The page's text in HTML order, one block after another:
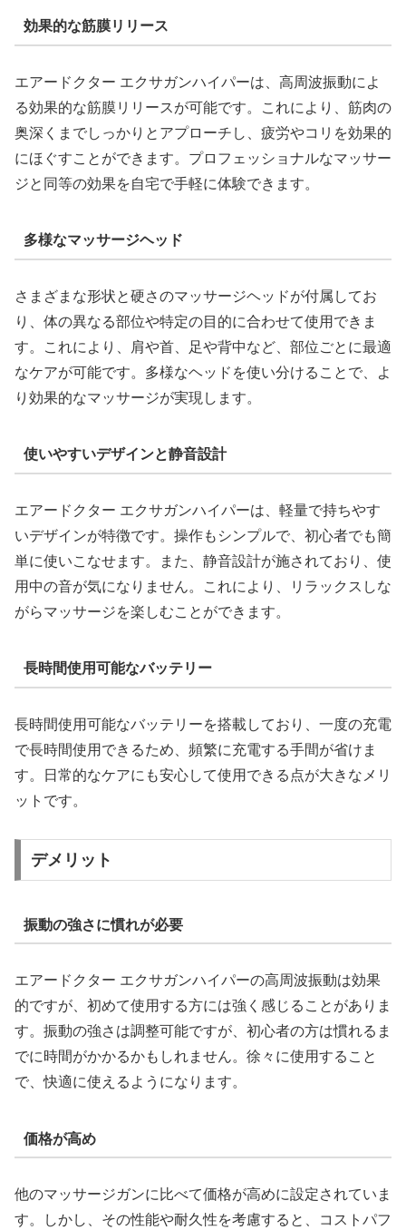
効果的な筋膜リリース
エアードクター エクサガンハイパーは、高周波振動によ
る効果的な筋膜リリースが可能です。これにより、筋肉の
奥深くまでしっかりとアプローチし、疲労やコリを効果的
にほぐすことができます。プロフェッショナルなマッサー
ジと同等の効果を自宅で手軽に体験できます。
多様なマッサージヘッド
さまざまな形状と硬さのマッサージヘッドが付属してお
り、体の異なる部位や特定の目的に合わせて使用できま
す。これにより、肩や首、足や背中など、部位ごとに最適
なケアが可能です。多様なヘッドを使い分けることで、よ
り効果的なマッサージが実現します。
使いやすいデザインと静音設計
エアードクター エクサガンハイパーは、軽量で持ちやす
いデザインが特徴です。操作もシンプルで、初心者でも簡
単に使いこなせます。また、静音設計が施されており、使
用中の音が気になりません。これにより、リラックスしな
がらマッサージを楽しむことができます。
長時間使用可能なバッテリー
長時間使用可能なバッテリーを搭載しており、一度の充電
で長時間使用できるため、頻繁に充電する手間が省けま
す。日常的なケアにも安心して使用できる点が大きなメリ
ットです。
デメリット
振動の強さに慣れが必要
エアードクター エクサガンハイパーの高周波振動は効果
的ですが、初めて使用する方には強く感じることがありま
す。振動の強さは調整可能ですが、初心者の方は慣れるま
でに時間がかかるかもしれません。徐々に使用すること
で、快適に使えるようになります。
価格が高め
他のマッサージガンに比べて価格が高めに設定されていま
す。しかし、その性能や耐久性を考慮すると、コストパフ